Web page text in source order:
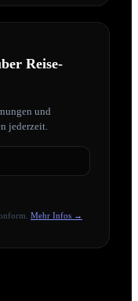
Reise-
und
jederzeit.
Mehr Infos →